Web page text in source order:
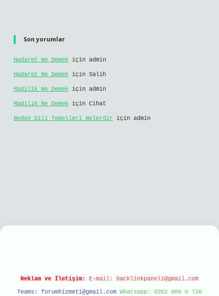
Son yorumlar
Hadaret Ne Demek için admin
Hadaret Ne Demek için Salih
Madilik Ne Demek için admin
Madilik Ne Demek için Cihat
Beden Dili Temelleri Nelerdir için admin
giriş
Reklam ve İletişim: E-mail: backlinkpaneli@gmail.com
Teams: forumhizmeti@gmail.com Whatsapp: 0262 606 0 726